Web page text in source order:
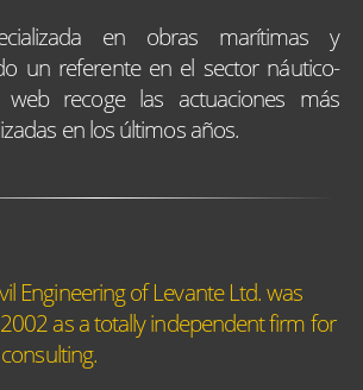
en obras marítimas y
un referente en el sector náutico-
web recoge las actuaciones más
en los últimos años.
Engineering of Levante Ltd. was
as a totally independent firm for